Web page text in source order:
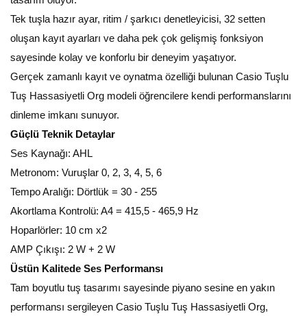
Tek tuşla hazır ayar, ritim / şarkıcı denetleyicisi, 32 setten
oluşan kayıt ayarları ve daha pek çok gelişmiş fonksiyon
sayesinde kolay ve konforlu bir deneyim yaşatıyor.
Gerçek zamanlı kayıt ve oynatma özelliği bulunan Casio Tuşlu
Tuş Hassasiyetli Org modeli öğrencilere kendi performanslarını
dinleme imkanı sunuyor.
Güçlü Teknik Detaylar
Ses Kaynağı: AHL
Metronom: Vuruşlar 0, 2, 3, 4, 5, 6
Tempo Aralığı: Dörtlük = 30 - 255
Akortlama Kontrolü: A4 = 415,5 - 465,9 Hz
Hoparlörler: 10 cm x2
AMP Çıkışı: 2 W + 2 W
Üstün Kalitede Ses Performansı
Tam boyutlu tuş tasarımı sayesinde piyano sesine en yakın
performansı sergileyen Casio Tuşlu Tuş Hassasiyetli Org,